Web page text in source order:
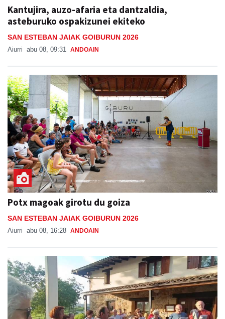
Kantujira, auzo-afaria eta dantzaldia,
asteburuko ospakizunei ekiteko
SAN ESTEBAN JAIAK GOIBURUN 2026
Aiurri abu 08, 09:31 ANDOAIN
Potx magoak girotu du goiza
SAN ESTEBAN JAIAK GOIBURUN 2026
Aiurri abu 08, 16:28 ANDOAIN